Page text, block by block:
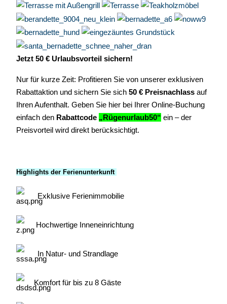
Jetzt 50 € Urlaubsvorteil sichern!
Nur für kurze Zeit: Profitieren Sie von unserer exklusiven
Rabattaktion und sichern Sie sich 50 € Preisnachlass auf
Ihren Aufenthalt. Geben Sie hier bei Ihrer Online-Buchung
einfach den Rabattcode „Rügenurlaub50“ ein – der
Preisvorteil wird direkt berücksichtigt.
Highlights der Ferienunterkunft
Exklusive Ferienimmobilie
Hochwertige Inneneinrichtung
In Natur- und Strandlage
Komfort für bis zu 8 Gäste